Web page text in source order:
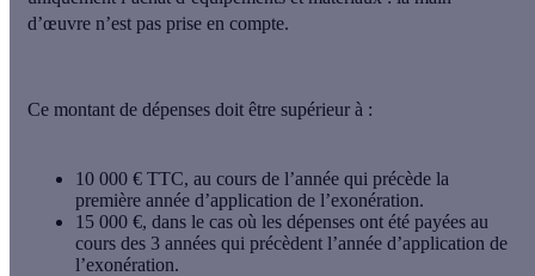
d’œuvre n’est pas prise en compte.
Ce montant de dépenses doit être supérieur à :
10 000 € TTC, au cours de l’année qui précède la
première année d’application de l’exonération.
15 000 €, dans le cas où les dépenses ont été payées au
cours des 3 années qui précèdent l’année d’application de
l’exonération.